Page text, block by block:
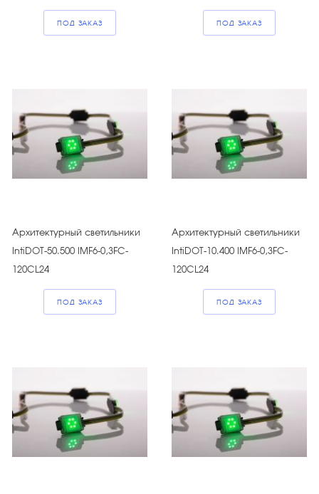
ПОД ЗАКАЗ ПОД ЗАКАЗ
Архитектурный светильники
IntiDOT-50.500 IMF6-0,3FC-
120CL24
ПОД ЗАКАЗ
Архитектурный светильники
IntiDOT-10.400 IMF6-0,3FC-
120CL24
ПОД ЗАКАЗ